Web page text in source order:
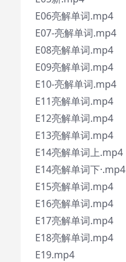
E06亮解单词.mp4
E07-亮解单词.mp4
E08亮解单词.mp4
E09亮解单词.mp4
E10-亮解单词.mp4
E11亮解单词.mp4
E12亮解单词.mp4
E13亮解单词.mp4
E14亮解单词上.mp4
E14亮解单词下·.mp4
E15亮解单词.mp4
E16亮解单词.mp4
E17亮解单词.mp4
E18亮解单词.mp4
E19.mp4